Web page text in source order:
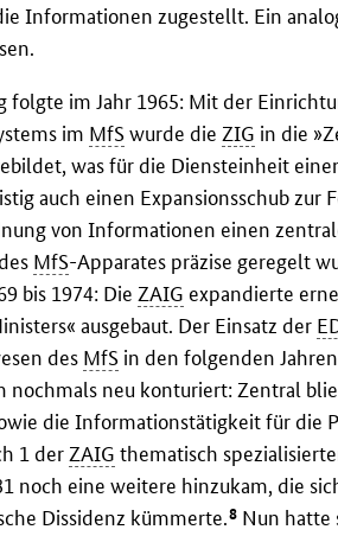
Informationen zugestellt. Ein
folgte im Jahr 1965: Mit der
im MfSwurde die ZIG in die
was für die Diensteinheit
auch einen Expansionsschub zur
von Informationen einen
MfS-Apparates präzise geregelt
bis 1974: Die ZAIG expandierte
ausgebaut. Der Einsatz der
des MfS in den folgenden
nochmals neu konturiert: Zentral
die Informationstätigkeit für die
1 der ZAIG thematisch
noch eine weitere hinzukam, die
Dissidenz kümmerte.8 Nun hatte